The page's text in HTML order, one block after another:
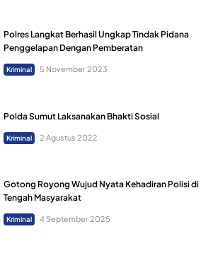
Polres Langkat Berhasil Ungkap Tindak Pidana
Penggelapan Dengan Pemberatan
Kriminal 5 November 2023
Polda Sumut Laksanakan Bhakti Sosial
Kriminal 2 Agustus 2022
Gotong Royong Wujud Nyata Kehadiran Polisi di
Tengah Masyarakat
Kriminal 4 September 2025